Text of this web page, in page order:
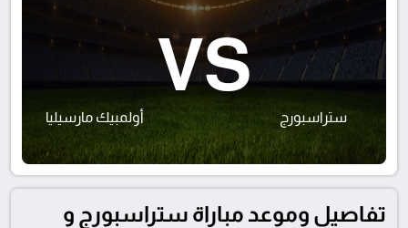
ستراسبورج
VS
أولمبيك مارسيليا
تفاصيل وموعد مباراة ستراسبورج و